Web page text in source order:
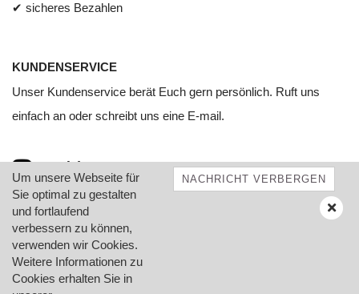
Um unsere Webseite für
Sie optimal zu gestalten
und fortlaufend
verbessern zu können,
verwenden wir Cookies.
Weitere Informationen zu
Cookies erhalten Sie in
NACHRICHT VERBERGEN
✔ sicheres Bezahlen
KUNDENSERVICE
Unser Kundenservice berät Euch gern persönlich. Ruft uns
einfach an oder schreibt uns eine E-mail.
+49 (0) 4181 - 928 68 10
info@lovelylittle.de